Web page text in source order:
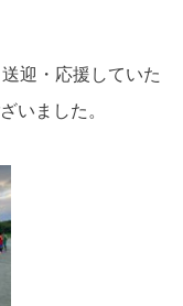
迎・応援していた
いました。